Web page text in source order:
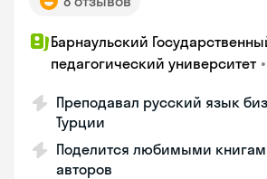
Барнаульский
педагогический университет •
Преподавал русский язык
Турции
Поделится любимыми
авторов